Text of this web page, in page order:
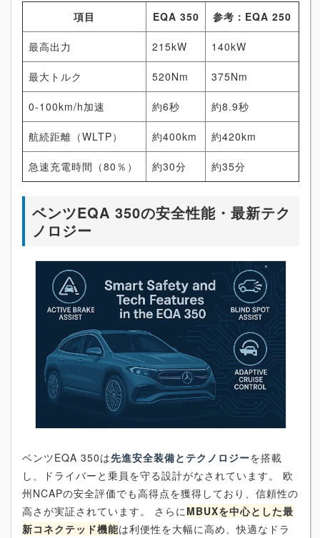
項目 EQA 350 参考：EQA 250
最高出力 215kW 140kW
最大トルク 520Nm 375Nm
0-100km/h加速 約6秒 約8.9秒
航続距離（WLTP） 約400km 約420km
急速充電時間（80％） 約30分 約35分
ベンツEQA 350の安全性能・最新テク
ノロジー
ベンツEQA 350は先進安全装備とテクノロジーを搭載
し、ドライバーと乗員を守る設計がなされています。 欧
州NCAPの安全評価でも高得点を獲得しており、信頼性の
高さが実証されています。 さらに MBUXを中心とした最
新コネクテッド機能は利便性を大幅に高め、快適なドラ